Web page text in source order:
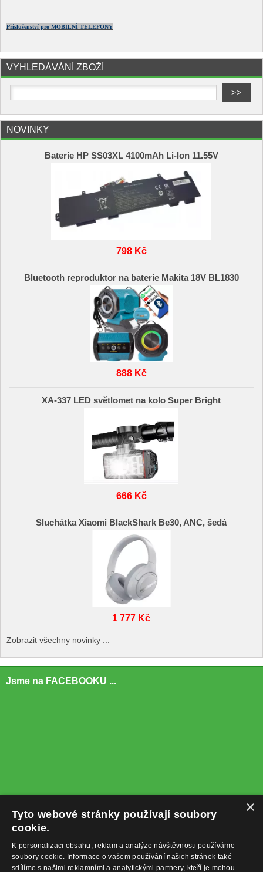
Příslušenství pro MOBILNÍ TELEFONY
VYHLEDÁVÁNÍ ZBOŽÍ
NOVINKY
Baterie HP SS03XL 4100mAh Li-Ion 11.55V
798 Kč
Bluetooth reproduktor na baterie Makita 18V BL1830
888 Kč
XA-337 LED světlomet na kolo Super Bright
666 Kč
Sluchátka Xiaomi BlackShark Be30, ANC, šedá
1 777 Kč
Zobrazit všechny novinky ...
Jsme na FACEBOOKU ...
×
Tyto webové stránky používají soubory
cookie.
K personalizaci obsahu, reklam a analýze návštěvnosti používáme
soubory cookie. Informace o vašem používání našich stránek také
sdílíme s našimi reklamními a analytickými partnery, kteří je mohou